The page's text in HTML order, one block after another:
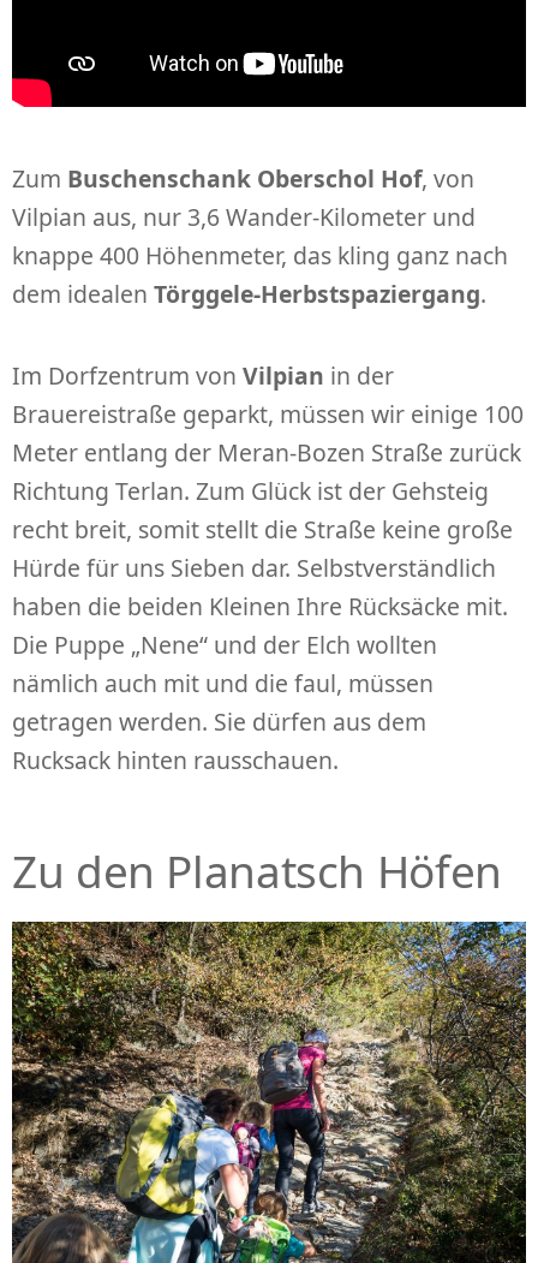
Zum Buschenschank Oberschol Hof, von
Vilpian aus, nur 3,6 Wander-Kilometer und
knappe 400 Höhenmeter, das kling ganz nach
dem idealen Törggele-Herbstspaziergang.
Im Dorfzentrum von Vilpian in der
Brauereistraße geparkt, müssen wir einige 100
Meter entlang der Meran-Bozen Straße zurück
Richtung Terlan. Zum Glück ist der Gehsteig
recht breit, somit stellt die Straße keine große
Hürde für uns Sieben dar. Selbstverständlich
haben die beiden Kleinen Ihre Rücksäcke mit.
Die Puppe „Nene“ und der Elch wollten
nämlich auch mit und die faul, müssen
getragen werden. Sie dürfen aus dem
Rucksack hinten rausschauen.
Zu den Planatsch Höfen